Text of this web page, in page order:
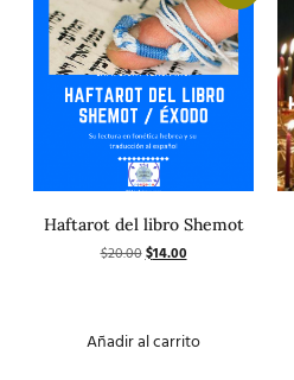
Haftarot del libro Shemot
$20.00$14.00
Añadir al carrito